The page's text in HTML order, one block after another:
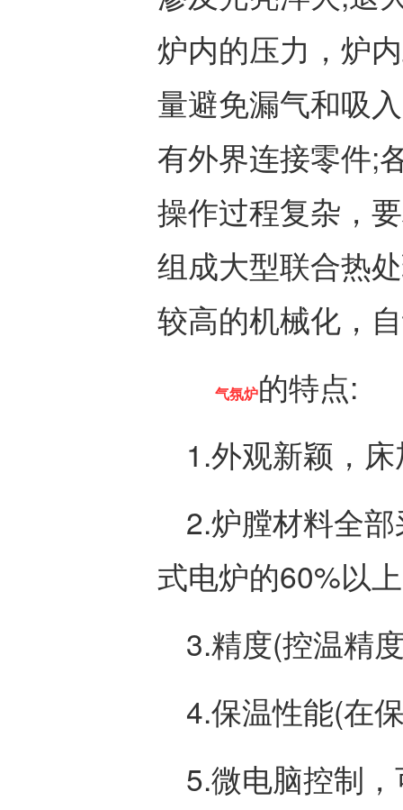
炉内的压力，炉
量避免漏气和吸
有外界连接零件;
操作过程复杂，
组成大型联合热处
较高的机械化，
气氛炉的特点:
1.外观新颖，
2.炉膛材料全
式电炉的60%以
3.精度(控温精
4.保温性能(在
5.微电脑控制